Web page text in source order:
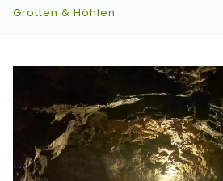
Grotten & Höhlen